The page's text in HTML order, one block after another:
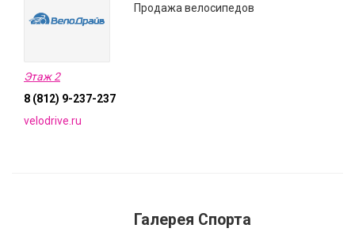
Продажа велосипедов
Этаж 2
8 (812) 9-237-237
velodrive.ru
Галерея Спорта